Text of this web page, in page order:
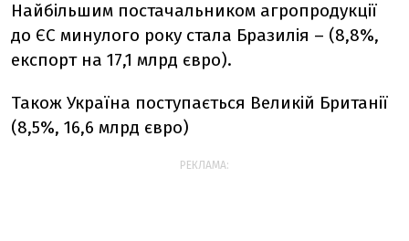
Найбільшим постачальником агропродукції
до ЄС минулого року стала Бразилія – (8,8%,
експорт на 17,1 млрд євро).
Також Україна поступається Великій Британії
(8,5%, 16,6 млрд євро)
РЕКЛАМА: